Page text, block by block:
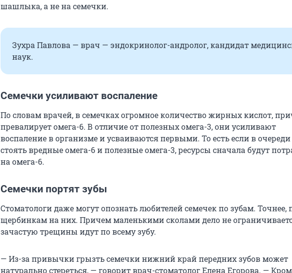
шашлыка, а не на семечки.
Зухра Павлова — врач — эндокринолог-андролог, кандидат
наук.
Семечки усиливают воспаление
По словам врачей, в семечках огромное количество жирных кислот,
превалирует омега-6. В отличие от полезных омега-3, они усиливают
воспаление в организме и усваиваются первыми. То есть если в очереди
стоять вредные омега-6 и полезные омега-3, ресурсы сначала будут
на омега-6.
Семечки портят зубы
Стоматологи даже могут опознать любителей семечек по зубам. Точнее,
щербинкам на них. Причем маленькими сколами дело не
зачастую трещины идут по всему зубу.
— Из-за привычки грызть семечки нижний край передних зубов может
натурально стереться, — говорит врач-стоматолог Елена Егорова. —